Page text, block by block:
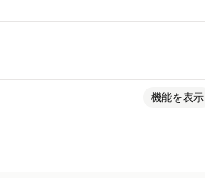
機能を表示